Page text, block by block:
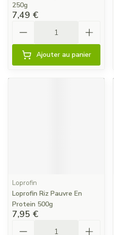
250g
7,49 €
Ajouter au panier
Loprofin
Loprofin Riz Pauvre En
Protein 500g
7,95 €